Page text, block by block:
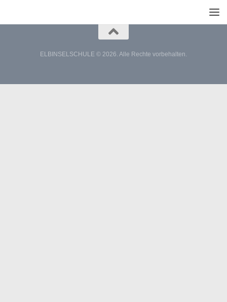
ELBINSELSCHULE © 2026. Alle Rechte vorbehalten.